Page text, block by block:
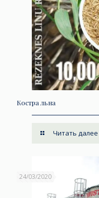
Костра льна
Читать далее
24/03/2020